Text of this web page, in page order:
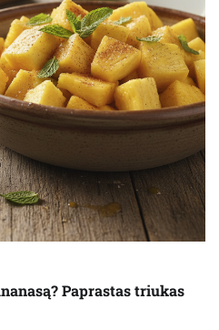
Paprastas triukas